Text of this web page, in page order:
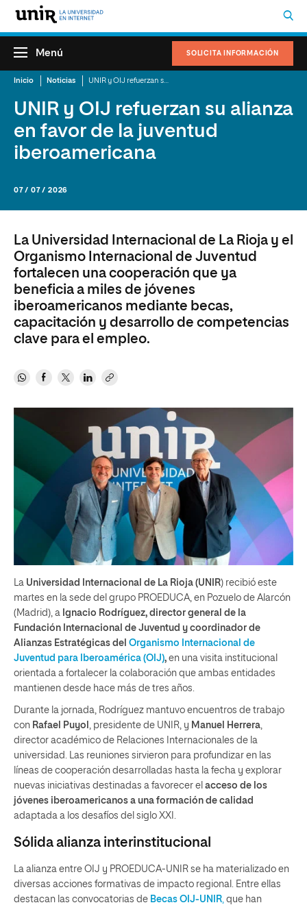
SOLICITA INFORMACIÓN
Menú
Inicio Noticias
UNIR y OIJ refuerzan su alianza
en favor de la juventud
iberoamericana
07 / 07 / 2026
La Universidad Internacional de La Rioja y el
Organismo Internacional de Juventud
fortalecen una cooperación que ya
beneficia a miles de jóvenes
iberoamericanos mediante becas,
capacitación y desarrollo de competencias
clave para el empleo.
La Universidad Internacional de La Rioja (UNIR) recibió este
martes en la sede del grupo PROEDUCA, en Pozuelo de Alarcón
(Madrid), a Ignacio Rodríguez, director general de la
Fundación Internacional de Juventud y coordinador de
Alianzas Estratégicas del Organismo Internacional de
Juventud para Iberoamérica (OIJ), en una visita institucional
orientada a fortalecer la colaboración que ambas entidades
mantienen desde hace más de tres años.
Durante la jornada, Rodríguez mantuvo encuentros de trabajo
con Rafael Puyol , presidente de UNIR, y Manuel Herrera
director académico de Relaciones Internacionales de la
universidad. Las reuniones sirvieron para profundizar en las
líneas de cooperación desarrolladas hasta la fecha y explorar
nuevas iniciativas destinadas a favorecer el acceso de los
jóvenes iberoamericanos a una formación de calidad
adaptada a los desafíos del siglo XXI.
Sólida alianza interinstitucional
La alianza entre OIJ y PROEDUCA-UNIR se ha materializado en
diversas acciones formativas de impacto regional. Entre ellas
destacan las convocatorias de Becas OIJ-UNIR que han